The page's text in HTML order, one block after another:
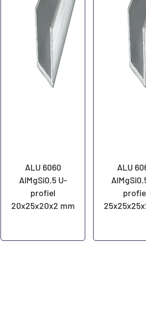
ALU 6060
AlMgSi0.5 U-
profiel
20x25x20x2 mm
ALU